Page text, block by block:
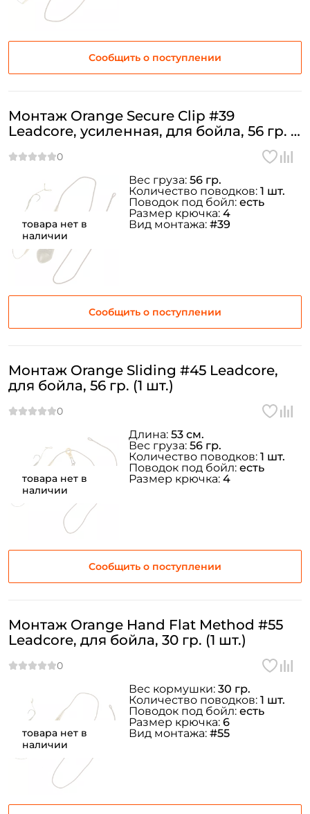
Сообщить о поступлении
товара нет в
наличии
Монтаж Orange Secure Clip #39
Leadcore, усиленная, для бойла, 56 гр. (1
Сообщить о поступлении
Вес груза: 56 гр.
Количество поводков: 1 шт.
Поводок под бойл: есть
Размер крючка: 4
Вид монтажа: #39
товара нет в
наличии
Монтаж Orange Sliding #45 Leadcore,
для бойла, 56 гр. (1 шт.)
Сообщить о поступлении
Длина: 53 см.
Вес груза: 56 гр.
Количество поводков: 1 шт.
Поводок под бойл: есть
Размер крючка: 4
товара нет в
наличии
Монтаж Orange Hand Flat Method #55
Leadcore, для бойла, 30 гр. (1 шт.)
Вес кормушки: 30 гр.
Количество поводков: 1 шт.
Поводок под бойл: есть
Размер крючка: 6
Вид монтажа: #55